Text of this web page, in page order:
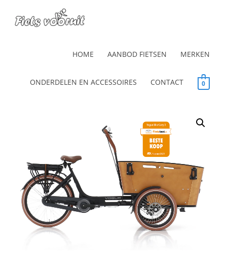
HOME AANBOD FIETSEN MERKEN
ONDERDELEN EN ACCESSOIRES CONTACT 0